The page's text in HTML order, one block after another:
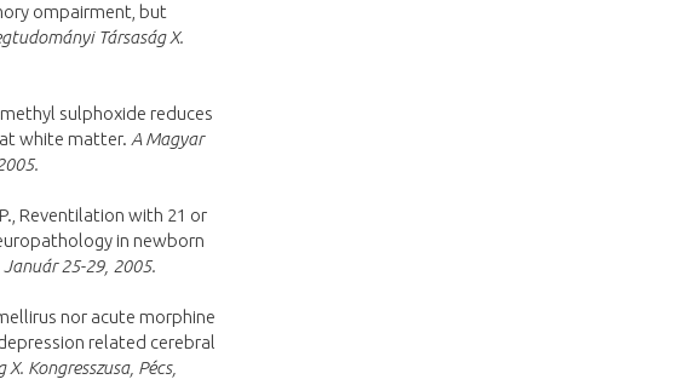
ompairment, but
Társaság X.
sulphoxide reduces
white matter. A Magyar
Reventilation with 21 or
in newborn
Január 25-29, 2005.
nor acute morphine
related cerebral
Kongresszusa, Pécs,